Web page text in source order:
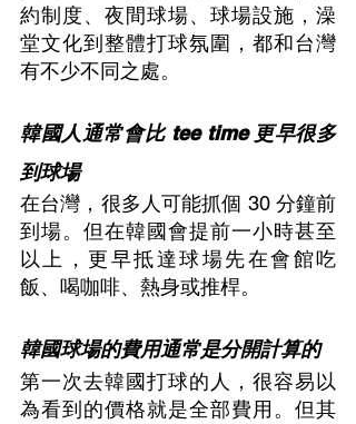
約制度、夜間球場、球場設施，澡
堂文化到整體打球氛圍，都和台灣
有不少不同之處。
韓國人通常會比 tee time 更早很多
到球場
在台灣，很多人可能抓個 30 分鐘前
到場。但在韓國會提前一小時甚至
以上，更早抵達球場先在會館吃
飯、喝咖啡、熱身或推桿。
韓國球場的費用通常是分開計算的
第一次去韓國打球的人，很容易以
為看到的價格就是全部費用。但其